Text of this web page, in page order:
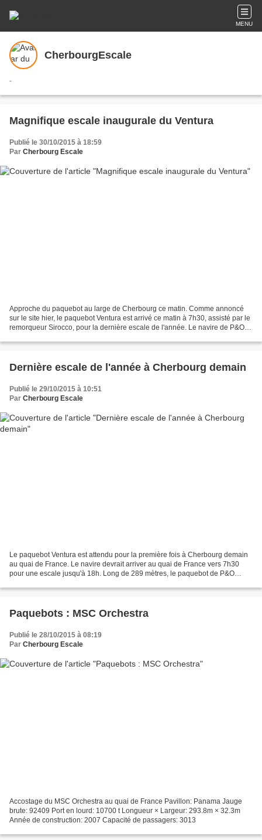
MENU
CherbourgEscale
-
Magnifique escale inaugurale du Ventura
Publié le 30/10/2015 à 18:59
Par Cherbourg Escale
Approche du paquebot au large de Cherbourg ce matin. Comme annoncé
sur le site hier, le paquebot Ventura est arrivé ce matin à 7h30, assisté par le
remorqueur Sirocco, pour la dernière escale de l'année. Le navire de P&O
Dernière escale de l'année à Cherbourg demain
Publié le 29/10/2015 à 10:51
Par Cherbourg Escale
Le paquebot Ventura est attendu pour la première fois à Cherbourg demain
au quai de France. Le navire devrait arriver au quai de France vers 7h30
pour une escale jusqu'à 18h. Long de 289 mètres, le paquebot de P&O
Paquebots : MSC Orchestra
Publié le 28/10/2015 à 08:19
Par Cherbourg Escale
Accostage du MSC Orchestra au quai de France Pavillon: Panama Jauge
brute: 92409 Port en lourd: 10700 t Longueur × Largeur: 293.8m × 32.3m
Année de construction: 2007 Capacité de passagers: 3013